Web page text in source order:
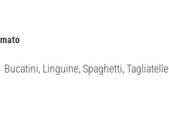
Bucatini, Linguine, Spaghetti, Tagliatelle